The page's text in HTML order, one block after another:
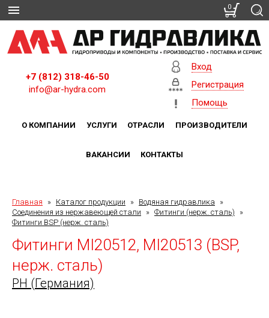
+7 (812) 318-46-50
info@ar-hydra.com
Вход
Регистрация
Помощь
О КОМПАНИИ УСЛУГИ ОТРАСЛИ ПРОИЗВОДИТЕЛИ
ВАКАНСИИ КОНТАКТЫ
Главная » Каталог продукции » Водяная гидравлика
»
Соединения из нержавеющей стали
» Фитинги (нерж. сталь)
»
Фитинги BSP (нерж. сталь)
Фитинги MI20512, MI20513 (BSP,
нерж. сталь)
PH (Германия)
0